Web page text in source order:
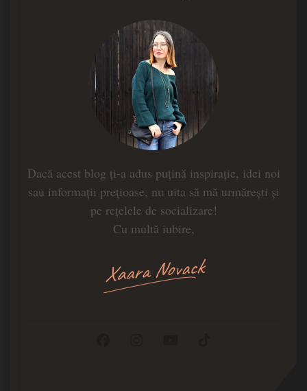
Dacă acest blog ți-a adus puțină inspirație, idei noi
sau informații prețioase, nu uita să mă urmărești și
pe rețelele de socializare!
Cu multă iubire,
Xaara Novack